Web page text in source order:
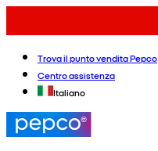
Trova il punto vendita Pepco
Centro assistenza
Italiano